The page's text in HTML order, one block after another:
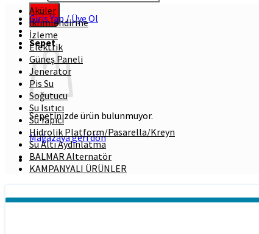
Giriş Yap / Üye Ol
Sepet
Sepetinizde ürün bulunmuyor.
Mağazaya geri dön
Aküler
İklimlendirme
İzleme
Elektrik
Güneş Paneli
Jenerator
Pis Su
Soğutucu
Su Isıtıcı
Su Yapıcı
Hidrolik Platform/Pasarella/Kreyn
Su Altı Aydınlatma
BALMAR Alternatör
KAMPANYALI ÜRÜNLER